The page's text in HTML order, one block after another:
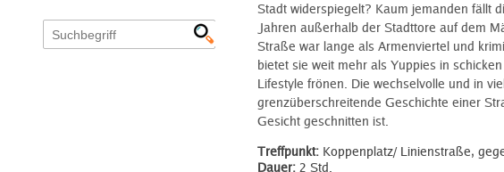
Stadt widerspiegelt? Kaum jemanden fällt
Jahren außerhalb der Stadttore auf dem
Straße war lange als Armenviertel und
bietet sie weit mehr als Yuppies in
Lifestyle frönen. Die wechselvolle und in
grenzüberschreitende Geschichte einer
Gesicht geschnitten ist.
Treffpunkt: Koppenplatz/ Linienstraße,
Dauer: 2 Std.